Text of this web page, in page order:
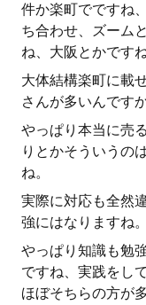
件か楽町でですね
ち合わせ、ズーム
ね、大阪とかです
大体結構楽町に載
さんが多いんですか
やっぱり本当に売
りとかそういうの
ね。
実際に対応も全然
強にはなりますね。
やっぱり知識も勉
ですね、実践をし
ほぼそちらの方が